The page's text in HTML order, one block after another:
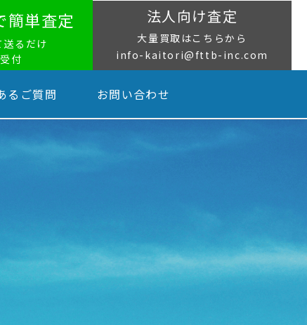
簡単査定
送るだけ
付
法人向け査定
大量買取はこちらから
info-kaitori@fttb-inc.com
るご質問 お問い合わせ